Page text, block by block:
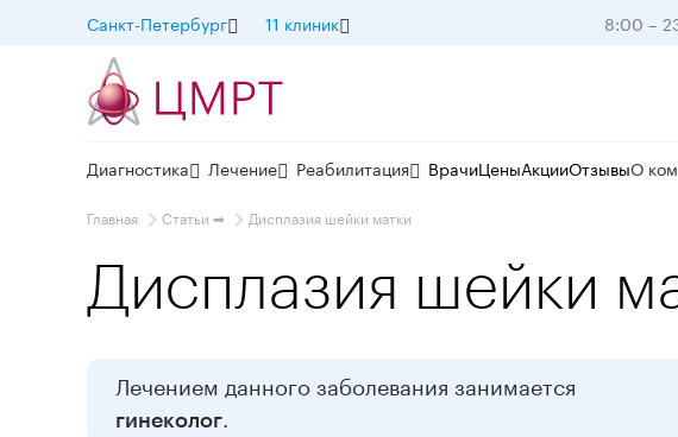
Санкт-Петербург 11 клиник 8:00 –
Диагностика Лечение Реабилитация ВрачиЦеныАкцииОтзывыО
Главная Статьи ➡ Дисплазия шейки матки
Дисплазия шейки
Лечением данного заболевания занимается
гинеколог.